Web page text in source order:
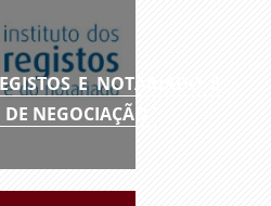
E NOTARIADO É
NEGOCIAÇÃO”